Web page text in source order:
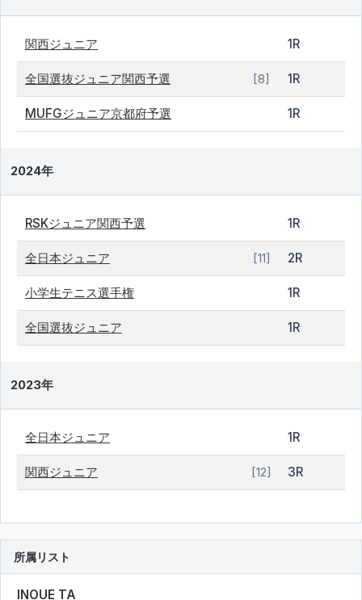
関西ジュニア 1R
全国選抜ジュニア関西予選 [8] 1R
MUFGジュニア京都府予選 1R
2024年
RSKジュニア関西予選 1R
全日本ジュニア [11] 2R
小学生テニス選手権 1R
全国選抜ジュニア 1R
2023年
全日本ジュニア 1R
関西ジュニア [12] 3R
所属リスト
INOUE TA